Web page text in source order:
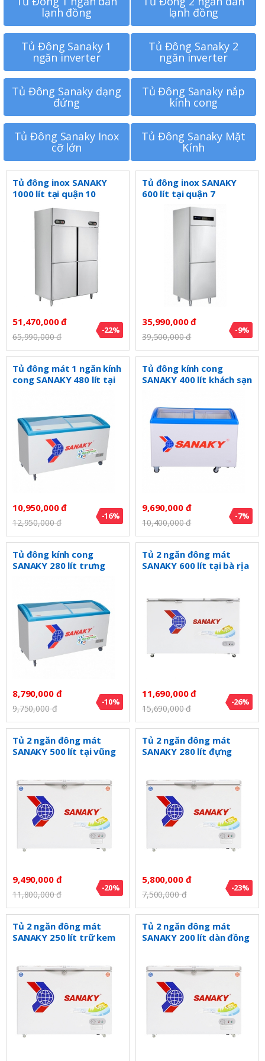
lạnh đồng lạnh đồng
Tủ Đông Sanaky 1
ngăn inverter
Tủ Đông Sanaky 2
ngăn inverter
Tủ Đông Sanaky dạng
đứng
Tủ Đông Sanaky nắp
kính cong
Tủ Đông Sanaky Inox
cỡ lớn
Tủ Đông Sanaky Mặt
Kính
Tủ đông inox SANAKY
1000 lít tại quận 10
51,470,000 đ
65,990,000 đ
-22%
Tủ đông inox SANAKY
600 lít tại quận 7
VH6099HP
35,990,000 đ
39,500,000 đ
-9%
Tủ đông mát 1 ngăn kính
cong SANAKY 480 lít tại
10,950,000 đ
12,950,000 đ
-16%
Tủ đông kính cong
SANAKY 400 lít khách sạn
9,690,000 đ
10,400,000 đ
-7%
Tủ đông kính cong
SANAKY 280 lít trưng
8,790,000 đ
9,750,000 đ
-10%
Tủ 2 ngăn đông mát
SANAKY 600 lít tại bà rịa
11,690,000 đ
15,690,000 đ
-26%
Tủ 2 ngăn đông mát
SANAKY 500 lít tại vũng
9,490,000 đ
11,800,000 đ
-20%
Tủ 2 ngăn đông mát
SANAKY 280 lít đựng
5,800,000 đ
7,500,000 đ
-23%
Tủ 2 ngăn đông mát
SANAKY 250 lít trữ kem
Tủ 2 ngăn đông mát
SANAKY 200 lít dàn đồng